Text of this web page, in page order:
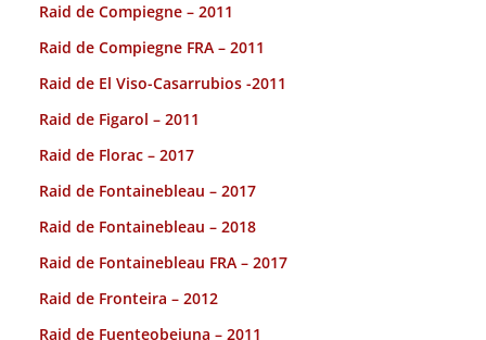
Raid de Compiegne – 2011
Raid de Compiegne FRA – 2011
Raid de El Viso-Casarrubios -2011
Raid de Figarol – 2011
Raid de Florac – 2017
Raid de Fontainebleau – 2017
Raid de Fontainebleau – 2018
Raid de Fontainebleau FRA – 2017
Raid de Fronteira – 2012
Raid de Fuenteobejuna – 2011